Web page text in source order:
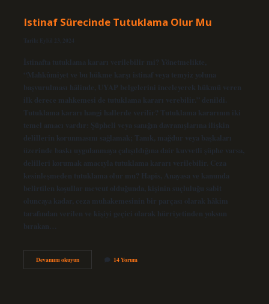
Istinaf Sürecinde Tutuklama Olur Mu
Tarih: Eylül 23, 2024
İstinafta tutuklama kararı verilebilir mi? Yönetmelikte,
“Mahkûmiyet ve bu hükme karşı istinaf veya temyiz yoluna
başvurulması hâlinde, UYAP belgelerini inceleyerek hükmü veren
ilk derece mahkemesi de tutuklama kararı verebilir.” denildi.
Tutuklama kararı hangi hallerde verilir? Tutuklama kararının iki
temel amacı vardır: Şüpheli veya sanığın davranışlarına ilişkin
delillerin korunmasını sağlamak; Tanık, mağdur veya başkaları
üzerinde baskı uygulanmaya çalışıldığına dair kuvvetli şüphe varsa,
delilleri korumak amacıyla tutuklama kararı verilebilir. Ceza
kesinleşmeden tutuklama olur mu? Hapis, Anayasa ve kanunda
belirtilen koşullar mevcut olduğunda, kişinin suçluluğu sabit
oluncaya kadar, ceza muhakemesinin bir parçası olarak hâkim
tarafından verilen ve kişiyi geçici olarak hürriyetinden yoksun
bırakan…
Devamını okuyunIstinaf
Sürecinde
14 Yorum